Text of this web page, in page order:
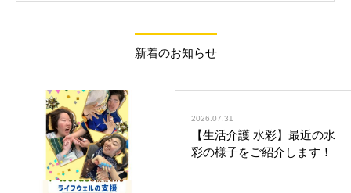
新着のお知らせ
2026.07.31
【生活介護 水彩】最近の水
彩の様子をご紹介します！